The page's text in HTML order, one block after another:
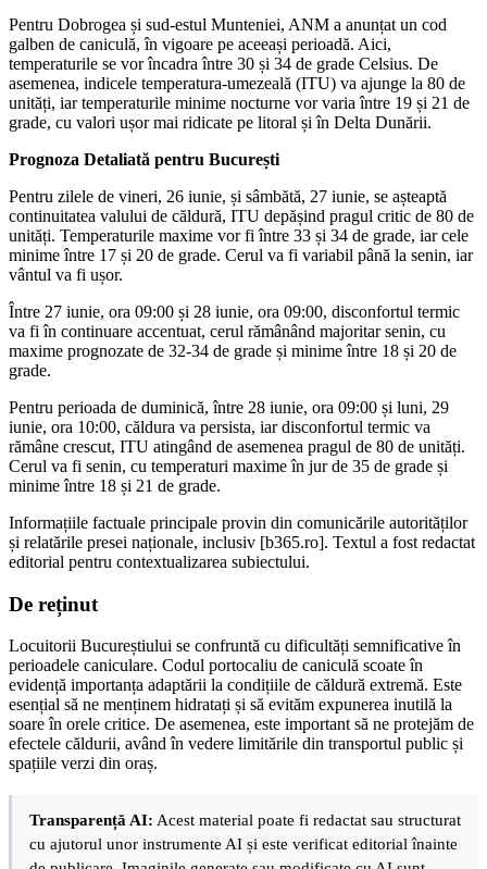
Pentru Dobrogea și sud-estul Munteniei, ANM a anunțat un cod
galben de caniculă, în vigoare pe aceeași perioadă. Aici,
temperaturile se vor încadra între 30 și 34 de grade Celsius. De
asemenea, indicele temperatura-umezeală (ITU) va ajunge la 80 de
unități, iar temperaturile minime nocturne vor varia între 19 și 21 de
grade, cu valori ușor mai ridicate pe litoral și în Delta Dunării.
Prognoza Detaliată pentru București
Pentru zilele de vineri, 26 iunie, și sâmbătă, 27 iunie, se așteaptă
continuitatea valului de căldură, ITU depășind pragul critic de 80 de
unități. Temperaturile maxime vor fi între 33 și 34 de grade, iar cele
minime între 17 și 20 de grade. Cerul va fi variabil până la senin, iar
vântul va fi ușor.
Între 27 iunie, ora 09:00 și 28 iunie, ora 09:00, disconfortul termic
va fi în continuare accentuat, cerul rămânând majoritar senin, cu
maxime prognozate de 32-34 de grade și minime între 18 și 20 de
grade.
Pentru perioada de duminică, între 28 iunie, ora 09:00 și luni, 29
iunie, ora 10:00, căldura va persista, iar disconfortul termic va
rămâne crescut, ITU atingând de asemenea pragul de 80 de unități.
Cerul va fi senin, cu temperaturi maxime în jur de 35 de grade și
minime între 18 și 21 de grade.
Informațiile factuale principale provin din comunicările autorităților
și relatările presei naționale, inclusiv [b365.ro]. Textul a fost redactat
editorial pentru contextualizarea subiectului.
De reținut
Locuitorii Bucureștiului se confruntă cu dificultăți semnificative în
perioadele caniculare. Codul portocaliu de caniculă scoate în
evidență importanța adaptării la condițiile de căldură extremă. Este
esențial să ne menținem hidratați și să evităm expunerea inutilă la
soare în orele critice. De asemenea, este important să ne protejăm de
efectele căldurii, având în vedere limitările din transportul public și
spațiile verzi din oraș.
Transparență AI: Acest material poate fi redactat sau structurat
cu ajutorul unor instrumente AI și este verificat editorial înainte